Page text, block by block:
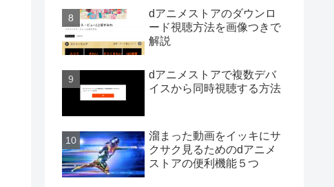
dアニメストアのダウンロ
ード視聴方法を画像つきで
解説
dアニメストアで複数デバ
イスから同時視聴する方法
溜まった動画をイッキにサ
クサク見るためのdアニメ
ストアの便利機能５つ